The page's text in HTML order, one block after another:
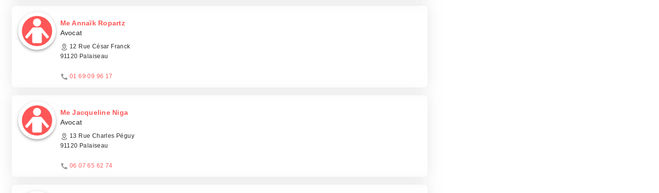
Me Annaïk Ropartz
Avocat
12 Rue César Franck
91120 Palaiseau
01 69 09 96 17
Me Jacqueline Niga
Avocat
13 Rue Charles Péguy
91120 Palaiseau
06 07 65 62 74